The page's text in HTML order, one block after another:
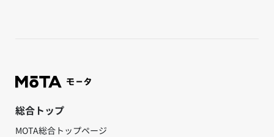
総合トップ
MOTA総合トップページ